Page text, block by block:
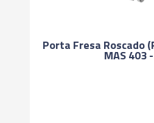
Porta Fresa Roscado
MAS 403